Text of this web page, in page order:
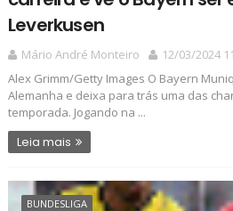
Leverkusen
Mário André Monteiro
12/03/2024
Alex Grimm/Getty Images O Bayern
Alemanha e deixa para trás uma das
temporada. Jogando na ...
Leia mais
BUNDESLIGA